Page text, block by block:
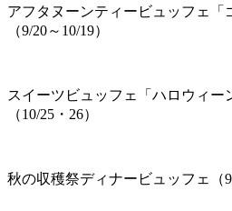
アフタヌーンティービュッフェ「
（9/20～10/19）
スイーツビュッフェ「ハロウィー
（10/25・26）
秋の収穫祭ディナービュッフェ（9/